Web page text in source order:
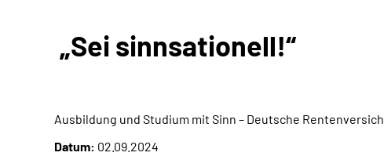
„Sei sinnsationell!“
Ausbildung und Studium mit Sinn – Deutsche
Datum: 02.09.2024